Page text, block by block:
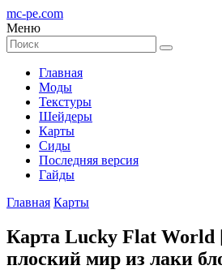
mc-pe.com
Меню
Главная
Моды
Текстуры
Шейдеры
Карты
Сиды
Последняя версия
Гайды
Главная Карты
Карта Lucky Flat
плоский мир из лаки